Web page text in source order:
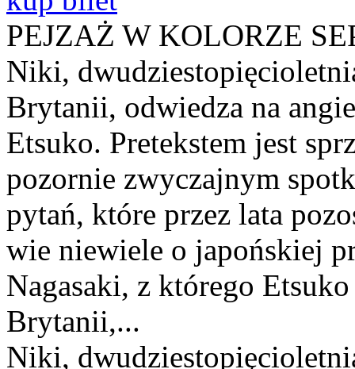
PEJZAŻ W KOLORZE
Niki,
Brytanii, odwiedza na
Etsuko. Pretekstem jest
pozornie zwyczajnym
pytań, które przez lata
wie niewiele o japońskiej
Nagasaki, z którego
Brytanii,...
Niki,